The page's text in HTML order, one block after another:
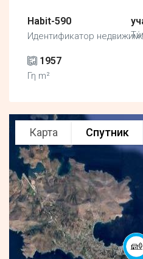
Habit-590
Идентификатор
1957
Γη m²
Карта Спутник